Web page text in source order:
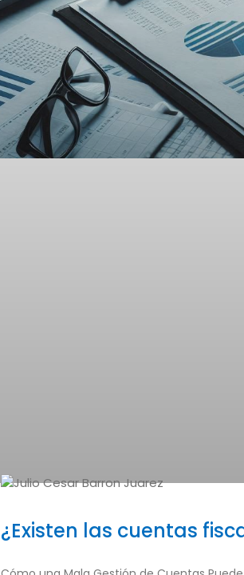
¿Existen las cuentas